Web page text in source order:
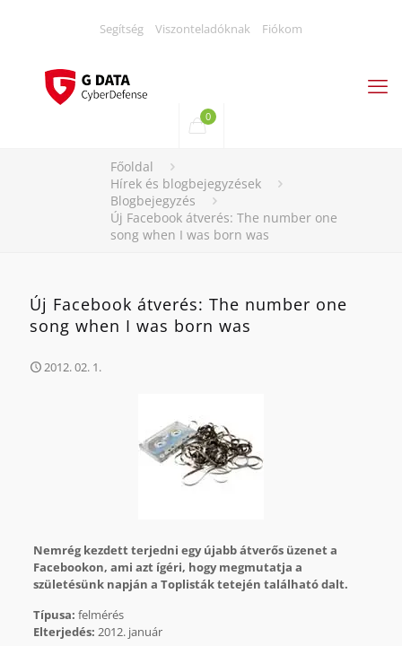
Segítség Viszonteladóknak Fiókom
0
Főoldal
Hírek és blogbejegyzések
Blogbejegyzés
Új Facebook átverés: The number one
song when I was born was
Új Facebook átverés: The number one
song when I was born was
2012. 02. 1.
Nemrég kezdett terjedni egy újabb átverős üzenet a
Facebookon, ami azt ígéri, hogy megmutatja a
születésünk napján a Toplisták tetején található dalt.
Típusa: felmérés
Elterjedés: 2012. január